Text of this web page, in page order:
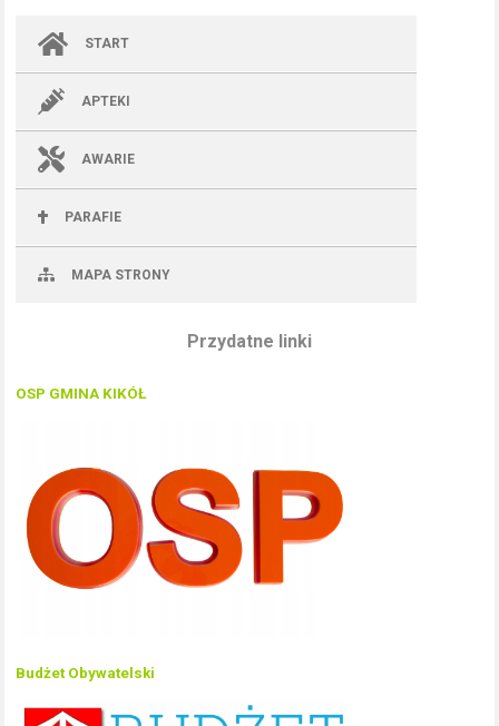
START
APTEKI
AWARIE
PARAFIE
MAPA STRONY
Przydatne linki
OSP GMINA KIKÓŁ
Budżet Obywatelski